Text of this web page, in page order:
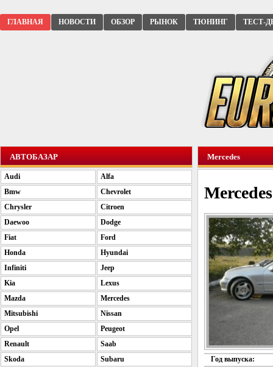
ГЛАВНАЯ НОВОСТИ ОБЗОР РЫНОК ТЮНИНГ ТЕСТ-
Mercedes
Год выпуска:
АВТОБАЗАР
Audi
Alfa
Bmw
Chevrolet
Chrysler
Citroen
Daewoo
Dodge
Fiat
Ford
Honda
Hyundai
Infiniti
Jeep
Kia
Lexus
Mazda
Mercedes
Mitsubishi
Nissan
Opel
Peugeot
Renault
Saab
Skoda
Subaru